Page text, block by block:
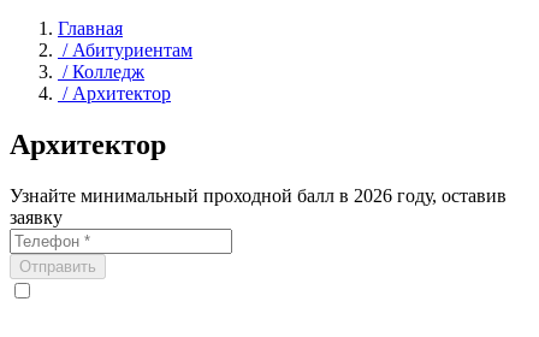
Главная
/Абитуриентам
/Колледж
/Архитектор
Архитектор
Узнайте минимальный проходной балл в 2026 году, оставив
заявку
Отправить